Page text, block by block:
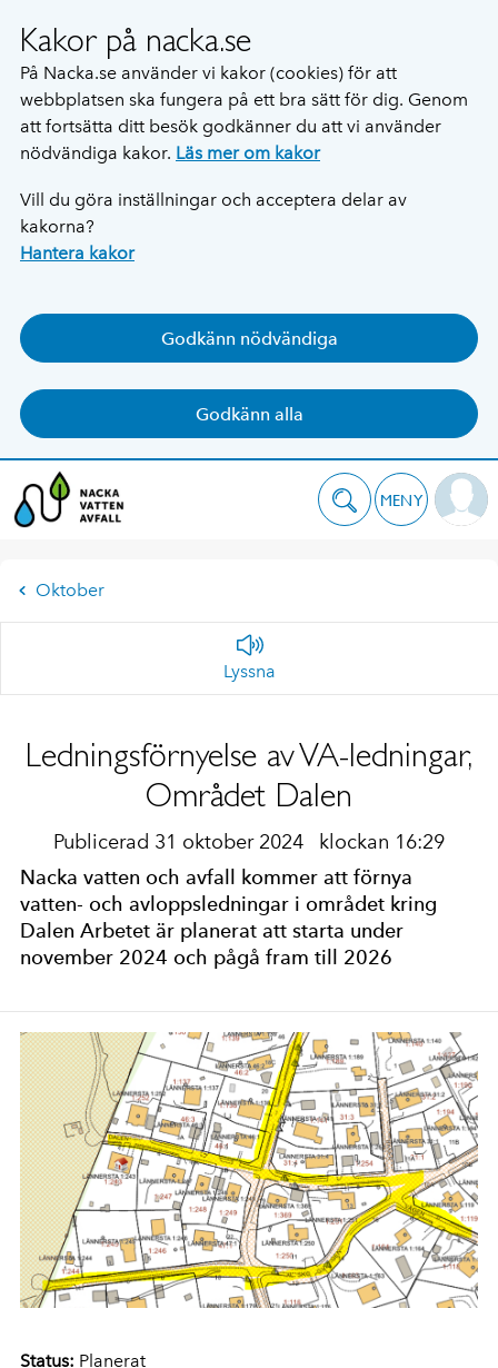
Kakor på nacka.se
På Nacka.se använder vi kakor (cookies) för att
webbplatsen ska fungera på ett bra sätt för dig. Genom
att fortsätta ditt besök godkänner du att vi använder
nödvändiga kakor. Läs mer om kakor
Vill du göra inställningar och acceptera delar av
kakorna?
Hantera kakor
Godkänn nödvändiga
Godkänn alla
MENY
Oktober
Lyssna
Ledningsförnyelse av VA-ledningar,
Området Dalen
Publicerad 31 oktober 2024 klockan 16:29
Nacka vatten och avfall kommer att förnya
vatten- och avloppsledningar i området kring
Dalen Arbetet är planerat att starta under
november 2024 och pågå fram till 2026
Status: Planerat